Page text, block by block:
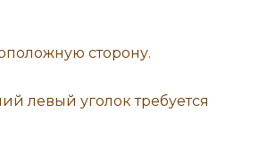
сторону.